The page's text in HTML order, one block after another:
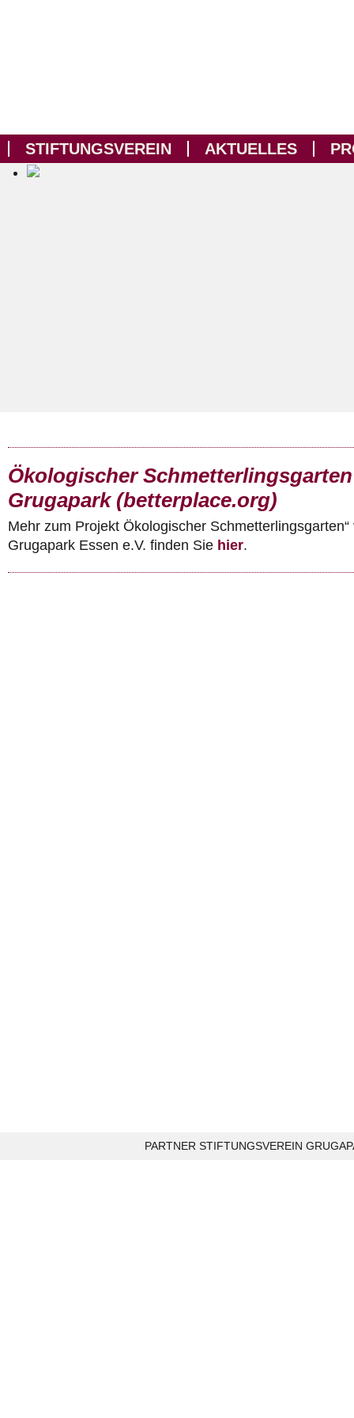
STIFTUNGSVEREIN AKTUELLES
Ökologischer
Grugapark (betterplace.org)
Mehr zum Projekt Ökologischer
Grugapark Essen e.V. finden Sie hier.
PARTNER STIFTUNGSVEREIN